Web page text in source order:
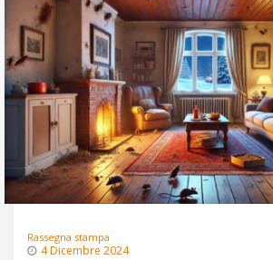
Rassegna stampa
4 Dicembre 2024